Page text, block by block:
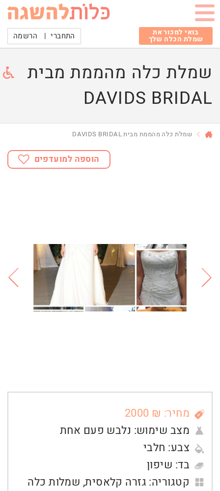
בואי למכור את
שמלת הכלה שלך התחברי | הרשמה
שמלת כלה מהממת מבית
DAVIDS BRIDAL
שמלת כלה מהממת מבית DAVIDS BRIDAL
הוספה למועדפים
מחיר: ₪ 2000
מצב שימוש: נלבש פעם אחת
צבע: חלבי
בד: שיפון
קטגוריה: גזרה קלאסית, שמלות כלה